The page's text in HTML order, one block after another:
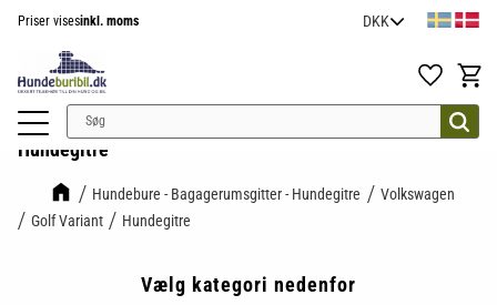
Priser visesinkl. moms
Favoritter
Hundegitre
Hundebure - Bagagerumsgitter - Hundegitre
Volkswagen
Golf Variant
Hundegitre
Vælg kategori nedenfor